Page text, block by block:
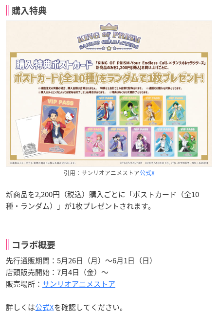
購入特典
引用：サンリオアニメストア公式X
新商品を2,200円（税込）購入ごとに「ポストカード（全10
種・ランダム）」が1枚プレゼントされます。
コラボ概要
先行通販期間：5月26日（月）～6月1日（日）
店頭販売開始：7月4日（金）～
販売場所： サンリオアニメストア
詳しくは公式Xを確認してください。